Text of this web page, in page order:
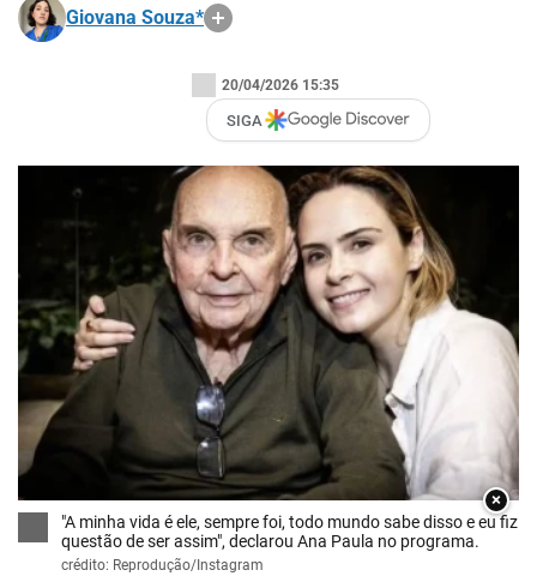
Giovana Souza*
20/04/2026 15:35
SIGA
×
"A minha vida é ele, sempre foi, todo mundo sabe disso e eu fiz
questão de ser assim", declarou Ana Paula no programa.
crédito: Reprodução/Instagram